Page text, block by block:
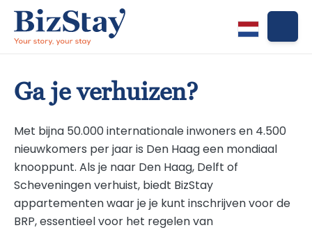
Ga je verhuizen?
Met bijna 50.000 internationale inwoners en 4.500
nieuwkomers per jaar is Den Haag een mondiaal
knooppunt. Als je naar Den Haag, Delft of
Scheveningen verhuist, biedt BizStay
appartementen waar je je kunt inschrijven voor de
BRP, essentieel voor het regelen van